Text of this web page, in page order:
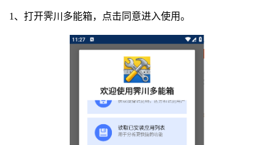
1、打开霁川多能箱，点击同意进入使用。